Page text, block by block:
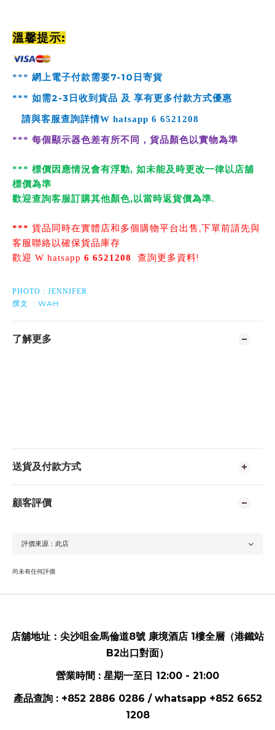
溫馨提示:
*** 網上電子付款需要7-10 日寄貨
*** 如需2-3 日收到貨品 及 享有更多付款方式優惠
請與客服查詢詳情W hatsapp 6 6521208
*** 每個顯示器色差有所不同，貨品顏色以實物為準
*** 標價因應情況會有浮動, 如未能及時更改一律以店舖
標價為準
歡迎查詢客服訂購其他顏色, 以當時返貨價為準.
*** 貨品同時在實體店和多個購物平台出售 ,下單前請先與
客服聯絡以確保貨品庫存
歡迎 W hatsapp 6 6521208 查詢更多資料!
PHOTO : JENNIFER
撰文
: WAH
了解更多
送貨及付款方式
顧客評價
尚未有任何評價
店舖地址： 尖沙咀金馬倫道8號 康境酒店 1樓全層（港鐵站
B2出口對面）
營業時間 : 星期一至日 12:00 - 21:00
產品查詢 : +852 2886 0286 / whatsapp +852 6652
1208